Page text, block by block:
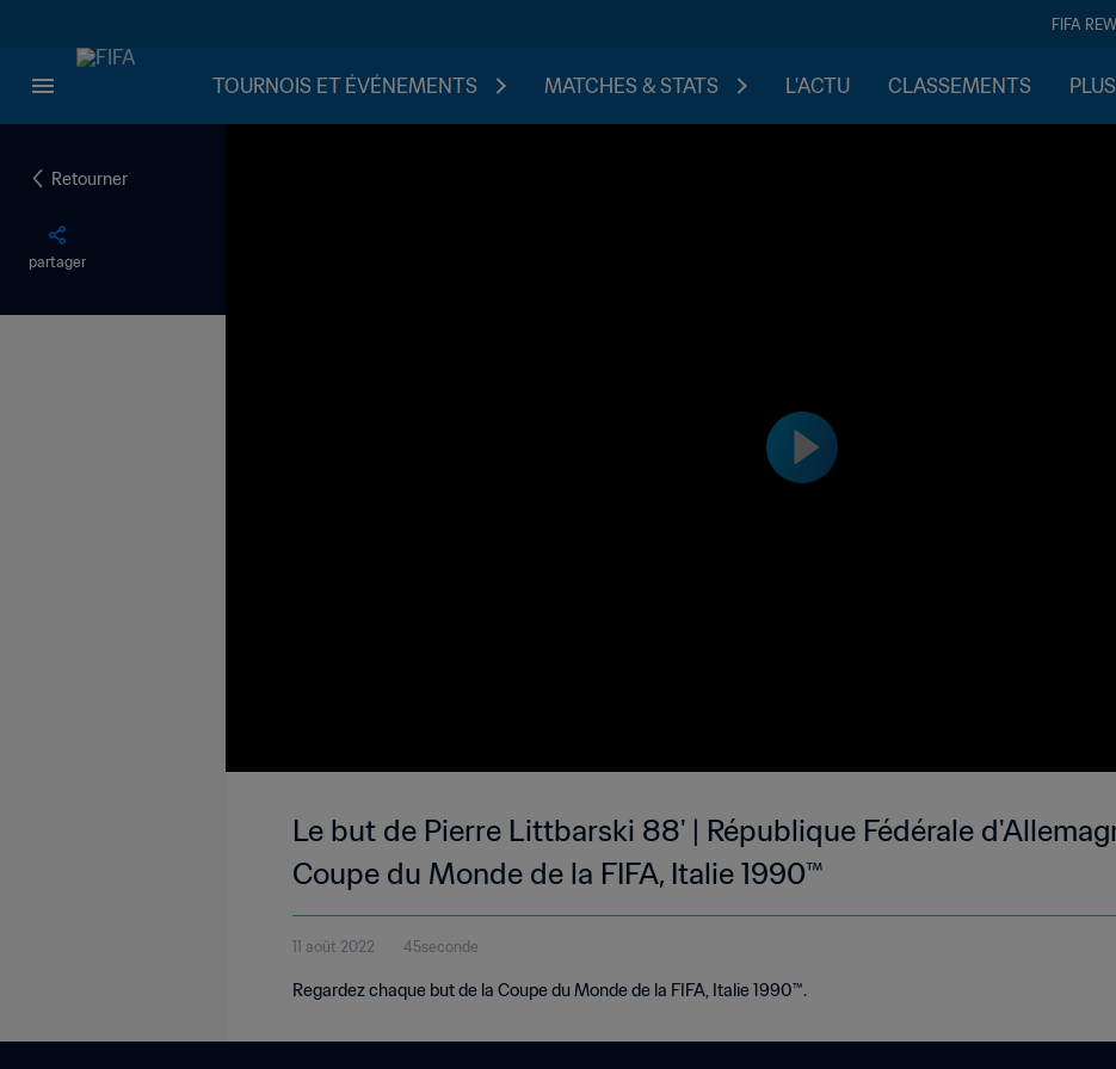
FIFA
TOURNOIS ET ÉVÉNEMENTS MATCHES & STATS L'ACTU CLASSEMENTS PLUS
Retourner
partager
Le but de Pierre Littbarski 88' | République Fédérale
Coupe du Monde de la FIFA, Italie 1990™
11 août 2022 45seconde
Regardez chaque but de la Coupe du Monde de la FIFA, Italie 1990™.